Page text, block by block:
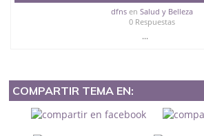
dfnsen Salud y Belleza
0 Respuestas
...
COMPARTIR TEMA EN: